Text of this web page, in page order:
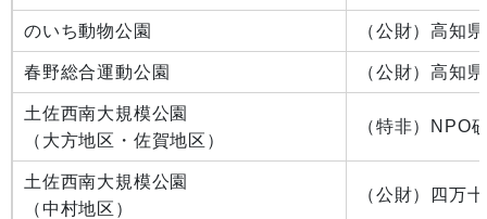
のいち動物公園 （公財）高知
春野総合運動公園 （公財）高知
土佐西南大規模公園
（大方地区・佐賀地区）
（特非）NPO
土佐西南大規模公園
（中村地区）
（公財）四万